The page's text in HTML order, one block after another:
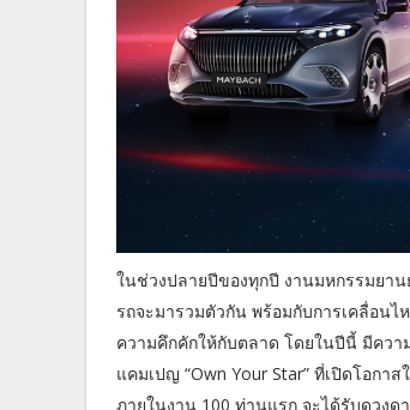
ในช่วงปลายปีของทุกปี งานมหกรรมยา
รถจะมารวมตัวกัน พร้อมกับการเคลื่อน
ความคึกคักให้กับตลาด โดยในปีนี้ มีควา
แคมเปญ “Own Your Star” ที่เปิดโอกา
ภายในงาน 100 ท่านแรก จะได้รับดวงด